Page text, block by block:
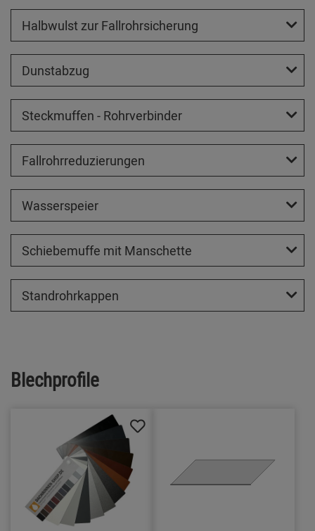
Halbwulst zur Fallrohrsicherung
Dunstabzug
Steckmuffen - Rohrverbinder
Fallrohrreduzierungen
Wasserspeier
Schiebemuffe mit Manschette
Standrohrkappen
Blechprofile